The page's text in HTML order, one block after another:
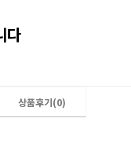
다
상품후기(0)